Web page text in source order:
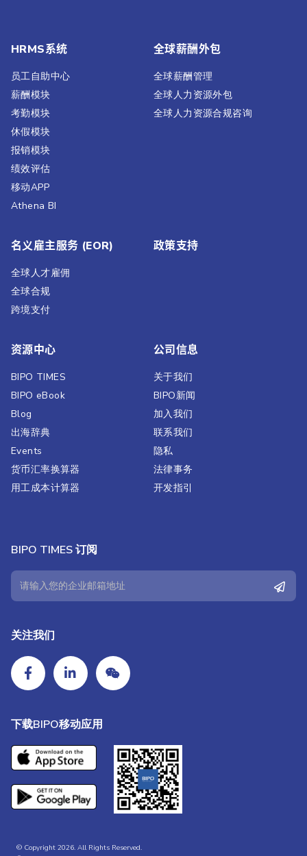
HRMS系统
员工自助中心
薪酬模块
考勤模块
休假模块
报销模块
绩效评估​
移动APP
Athena BI
全球薪酬外包
全球薪酬管理
全球人力资源外包
全球人力资源合规咨询
名义雇主服务 (EOR)
全球人才雇佣
全球合规
跨境支付
政策支持
资源中心
BIPO TIMES
BIPO eBook
Blog
出海辞典
Events
货币汇率换算器
用工成本计算器
公司信息
关于我们
BIPO新闻​
加入我们
联系我们
隐私
法律事务
开发指引
BIPO TIMES 订阅
关注我们
下载BIPO移动应用
© Copyright 2026. All Rights Reserved.